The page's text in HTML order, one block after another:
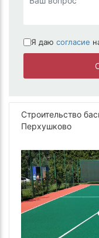
Я даю согласие
Строительство
Перхушково